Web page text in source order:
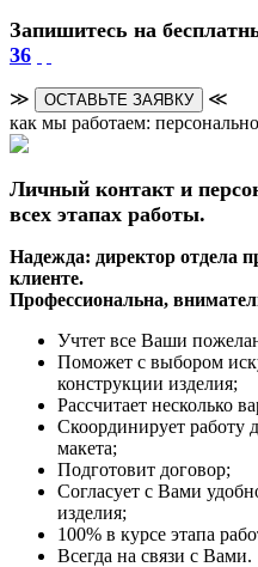
Запишитесь на
36
≫ ОСТАВЬТЕ ЗАЯВКУ
≪
как мы работаем:
Личный контакт и
всех этапах работы.
Надежда: директор отдела
клиенте.
Профессиональна,
Учтет все Ваши
Поможет с выбором
конструкции изделия;
Рассчитает несколько
Скоординирует работу
макета;
Подготовит договор;
Согласует с Вами
изделия;
100% в курсе этапа
Всегда на связи с Вами.